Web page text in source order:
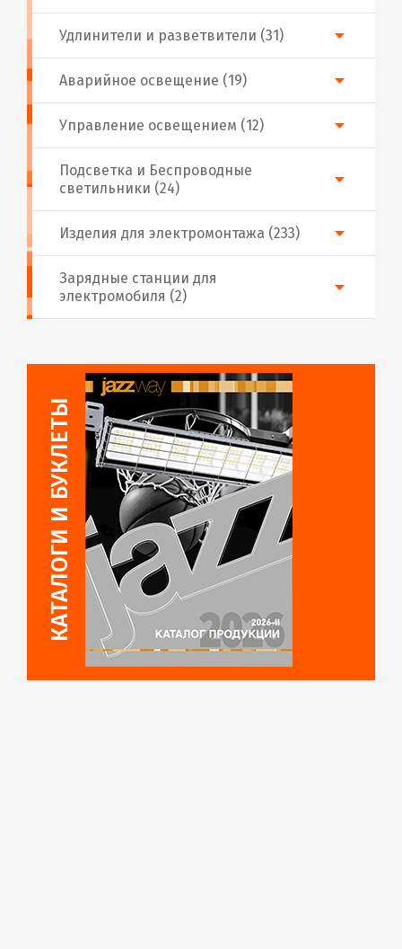
Аварийное освещение (19)
Подсветка и Беспроводные
светильники (24)
Изделия для электромонтажа (233)
Удлинители и разветвители (31)
Управление освещением (12)
Зарядные станции для
электромобиля (2)